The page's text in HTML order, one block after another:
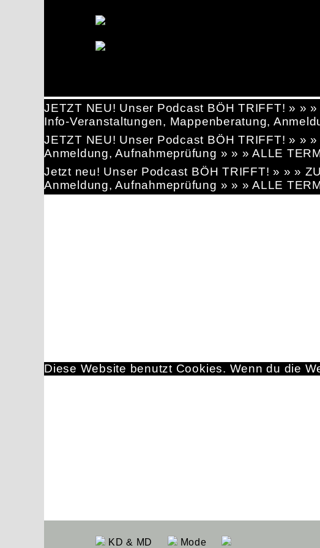
JETZT NEU! Unser Podcast BÖH TRIFFT! » »
Info-Veranstaltungen, Mappenberatung,
JETZT NEU! Unser Podcast BÖH TRIFFT! » »
Anmeldung, Aufnahmeprüfung » » » ALLE
Jetzt neu! Unser Podcast BÖH TRIFFT! » » »
Anmeldung, Aufnahmeprüfung » » » ALLE
KD & MD Mode
Diese Website benutzt Cookies. Wenn du die